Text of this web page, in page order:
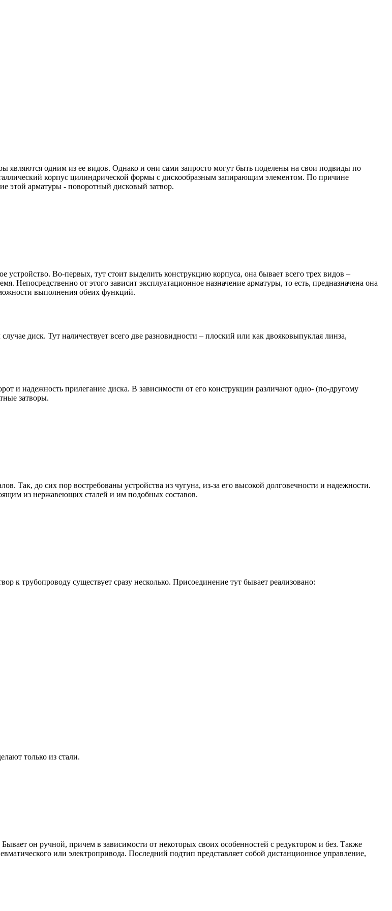
являются одним из ее видов. Однако и они сами запросто могут быть поделены на свои подвиды по
корпус цилиндрической формы с дискообразным запирающим элементом. По причине
этой арматуры - поворотный дисковый затвор.
Во-первых, тут стоит выделить конструкцию корпуса, она бывает всего трех видов –
Непосредственно от этого зависит эксплуатационное назначение арматуры, то есть, предназначена она
выполнения обеих функций.
диск. Тут наличествует всего две разновидности – плоский или как двояковыпуклая линза,
и надежность прилегание диска. В зависимости от его конструкции различают одно- (по-другому
затворы.
Так, до сих пор востребованы устройства из чугуна, из-за его высокой долговечности и надежности.
из нержавеющих сталей и им подобных составов.
к трубопроводу существует сразу несколько. Присоединение тут бывает реализовано:
только из стали.
он ручной, причем в зависимости от некоторых своих особенностей с редуктором и без. Также
или электропривода. Последний подтип представляет собой дистанционное управление,